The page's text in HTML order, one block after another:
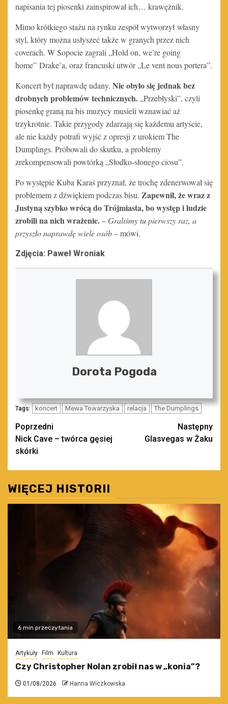
napisania tej piosenki zainspirował ich… krawężnik.
Mimo krótkiego stażu na rynku zespół wytworzył własny
styl, który można usłyszeć także w granych przez nich
coverach. W Sopocie zagrali „Hold on, we’re going
home” Drake’a, oraz francuski utwór „Le vent nous portera”.
Koncert był naprawdę udany. Nie obyło się jednak bez
drobnych problemów technicznych.„Przebłyski”, czyli
piosenkę graną na bis muzycy musieli wznawiać aż
trzykrotnie. Takie przygody zdarzają się każdemu artyście,
ale nie każdy potrafi wyjść z opresji z urokiem The
Dumplings. Próbowali do skutku, a problemy
zrekompensowali powtórką „Słodko-słonego ciosu”.
Po występie Kuba Karaś przyznał, że trochę zdenerwował się
problemem z dźwiękiem podczas bisu. Zapewnił, że wraz z
Justyną szybko wrócą do Trójmiasta, bo występ i ludzie
zrobili na nich wrażenie.–Graliśmy tu pierwszy raz, a
przyszło naprawdę wiele osób– mówi.
Zdjęcia: Paweł Wroniak
Dorota Pogoda
Tags: koncert Mewa Towarzyska relacja The Dumplings
Zobacz
wpisy
Poprzedni
Nick Cave – twórca gęsiej
skórki
Następny
Glasvegas w Żaku
WIĘCEJ HISTORII
6 min przeczytania
Artykuły Film Kultura
Czy Christopher Nolan zrobił nas w „konia”?
01/08/2026 Hanna Wiczkowska